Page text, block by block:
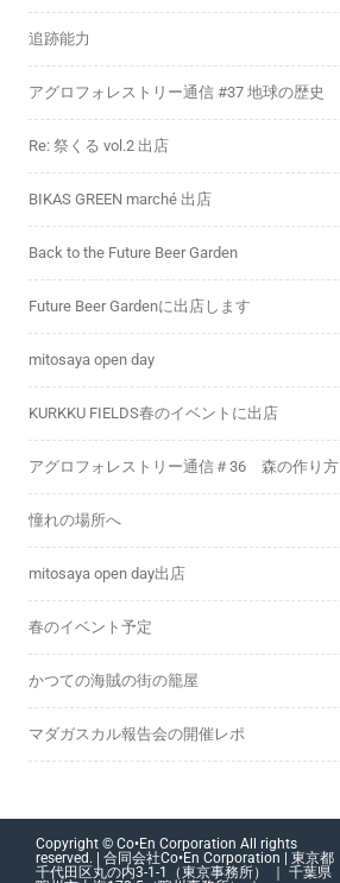
追跡能力
アグロフォレストリー通信 #37 地球の歴史
Re: 祭くる vol.2 出店
BIKAS GREEN marché 出店
Back to the Future Beer Garden
Future Beer Gardenに出店します
mitosaya open day
KURKKU FIELDS春のイベントに出店
アグロフォレストリー通信＃36 森の作り方
憧れの場所へ
mitosaya open day出店
春のイベント予定
かつての海賊の街の籠屋
マダガスカル報告会の開催レポ
Copyright © Co•En Corporation All rights
reserved. | 合同会社Co•En Corporation | 東京都
千代田区丸の内3-1-1（東京事務所） ｜ 千葉県